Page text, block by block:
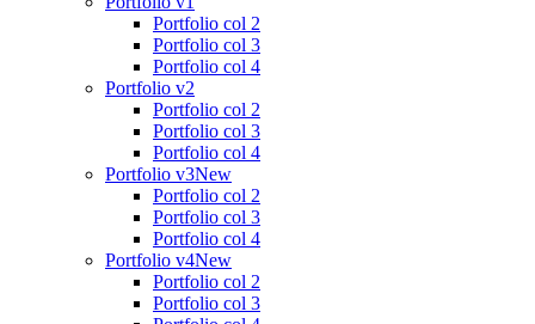
Portfolio col 2
Portfolio col 3
Portfolio col 4
Portfolio v2
Portfolio col 2
Portfolio col 3
Portfolio col 4
Portfolio v3New
Portfolio col 2
Portfolio col 3
Portfolio col 4
Portfolio v4New
Portfolio col 2
Portfolio col 3